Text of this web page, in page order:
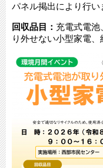
パネル掲出により行い
回収品目： 充電式電池
り外せない小型家電​、